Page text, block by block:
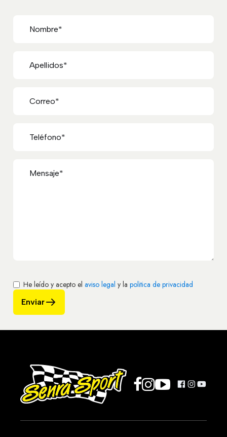
He leído y acepto el aviso legal y la politica de privacidad
Enviar